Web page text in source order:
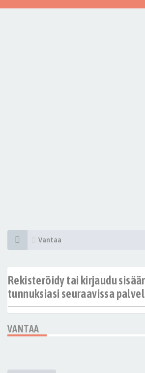
Vantaa
Rekisteröidy tai kirjaudu
tunnuksiasi seuraavissa
VANTAA